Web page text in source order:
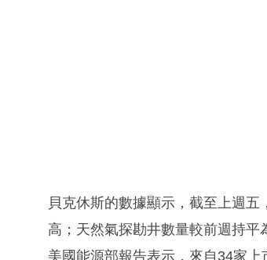
貝克休斯的數據顯示，截至上週
高；天然氣探勘井數量較前週持平
美國能源部報告表示，來自34家